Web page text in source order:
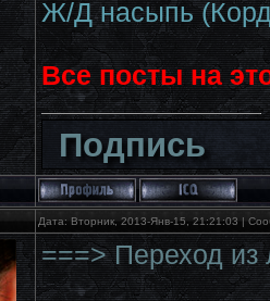
Ж/Д насыпь
Все посты на
Подпись
Дата: Вторник, 2013-Янв-15, 21:21:03 |
===> Переход